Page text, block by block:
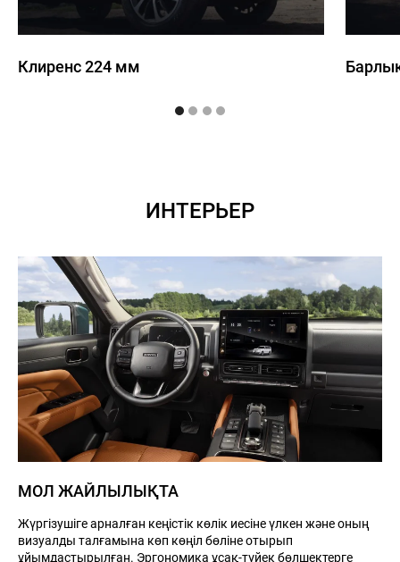
Клиренс 224 мм
ИНТЕРЬЕР
МОЛ ЖАЙЛЫЛЫҚТА
Жүргізушіге арналған кеңістік көлік иесіне үлкен және оның
визуалды талғамына көп көңіл бөліне отырып
ұйымдастырылған. Эргономика ұсақ-түйек бөлшектерге